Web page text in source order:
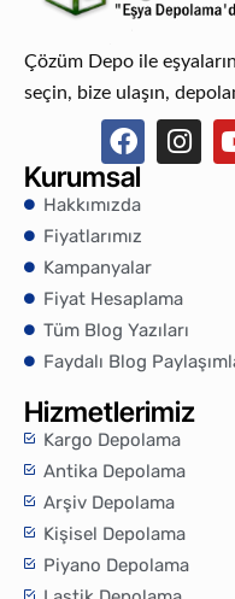
Çözüm Depo ile
seçin, bize ulaşın,
Kurumsal
Hakkımızda
Fiyatlarımız
Kampanyalar
Fiyat Hesaplama
Tüm Blog Yazıları
Faydalı Blog
Hizmetlerimiz
Kargo Depolama
Antika Depolama
Arşiv Depolama
Kişisel Depolama
Piyano Depolama